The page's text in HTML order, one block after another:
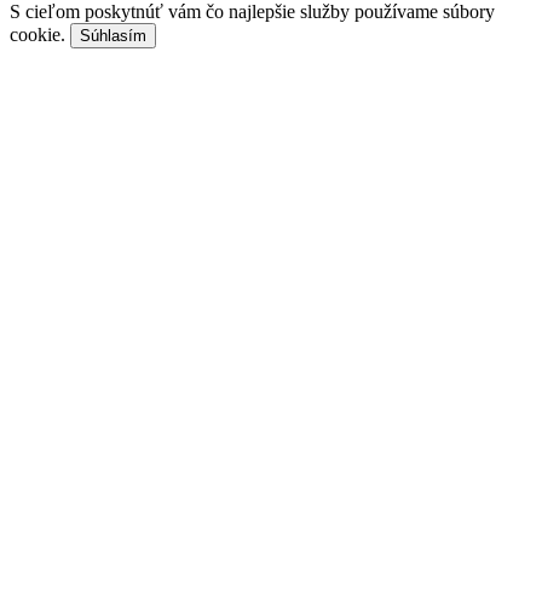
S cieľom poskytnúť vám čo najlepšie služby používame súbory
cookie.
Súhlasím